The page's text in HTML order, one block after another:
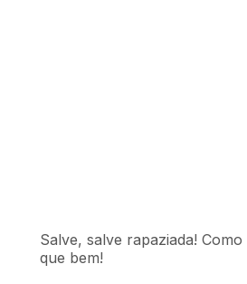
Salve, salve rapaziada!
que bem!